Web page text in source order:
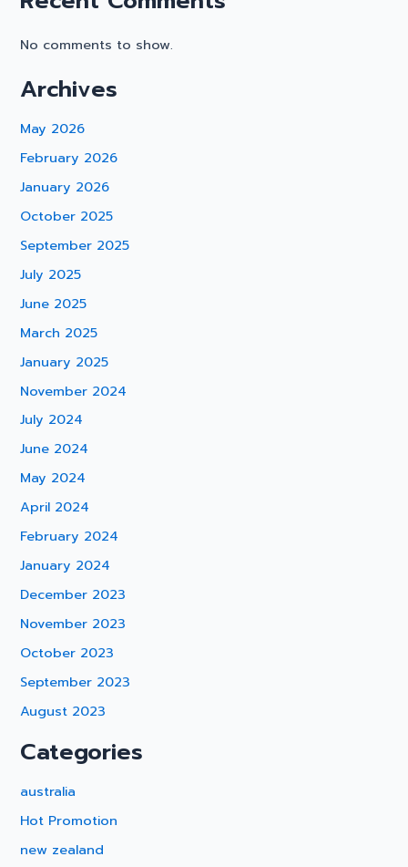
No comments to show.
Archives
May 2026
February 2026
January 2026
October 2025
September 2025
July 2025
June 2025
March 2025
January 2025
November 2024
July 2024
June 2024
May 2024
April 2024
February 2024
January 2024
December 2023
November 2023
October 2023
September 2023
August 2023
Categories
australia
Hot Promotion
new zealand